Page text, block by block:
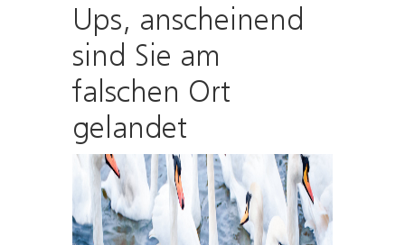
Ups, anscheinend
sind Sie am
falschen Ort
gelandet